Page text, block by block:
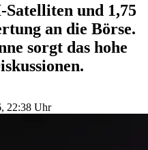
und 1,75
an die Börse.
sorgt das hohe
22:38 Uhr